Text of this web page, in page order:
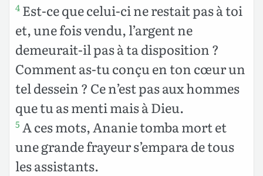
4 Est-ce que celui-ci ne restait pas à toi
et, une fois vendu, l’argent ne
demeurait-il pas à ta disposition ?
Comment as-tu conçu en ton cœur un
tel dessein ? Ce n’est pas aux hommes
que tu as menti mais à Dieu.
5 A ces mots, Ananie tomba mort et
une grande frayeur s’empara de tous
les assistants.